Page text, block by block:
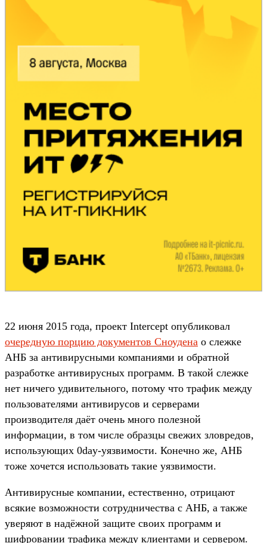
22 июня 2015 года, проект Intercept опубликовал
очередную порцию документов Сноудена о слежке
АНБ за антивирусными компаниями и обратной
разработке антивирусных программ. В такой слежке
нет ничего удивительного, потому что трафик между
пользователями антивирусов и серверами
производителя даёт очень много полезной
информации, в том числе образцы свежих зловредов,
использующих 0day-уязвимости. Конечно же, АНБ
тоже хочется использовать такие уязвимости.
Антивирусные компании, естественно, отрицают
всякие возможности сотрудничества с АНБ, а также
уверяют в надёжной защите своих программ и
шифровании трафика между клиентами и сервером.